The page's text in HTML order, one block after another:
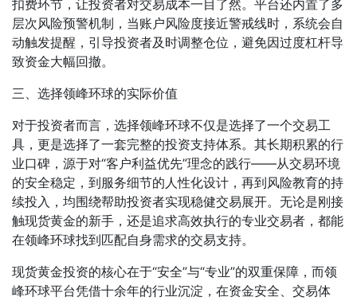
扣费环节，让投资者对交易成本一目了然。平台还内置了多
层次风险预警机制，当账户风险度接近警戒线时，系统会自
动触发提醒，引导投资者及时调整仓位，避免因过度杠杆导
致资金大幅回撤。
三、选择领峰环球的实际价值
对于投资者而言，选择领峰环球不仅是选择了一个交易工
具，更是选择了一套完整的投资支持体系。其长期积累的行
业口碑，源于对“客户利益优先”理念的践行——从交易环境
的安全稳定，到服务细节的人性化设计，再到风险教育的持
续投入，均围绕帮助投资者实现稳健交易展开。无论是刚接
触现货黄金的新手，还是追求高效执行的专业交易者，都能
在领峰环球找到匹配自身需求的交易支持。
现货黄金投资的核心在于“安全”与“专业”的双重保障，而领
峰环球平台凭借十余年的行业沉淀，在资金安全、交易体